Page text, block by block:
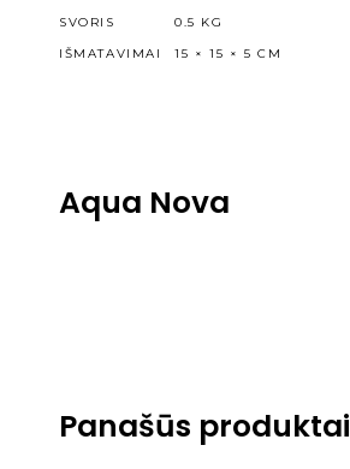
SVORIS
0.5 KG
IŠMATAVIMAI
15 × 15 × 5 CM
Aqua Nova
Panašūs produktai